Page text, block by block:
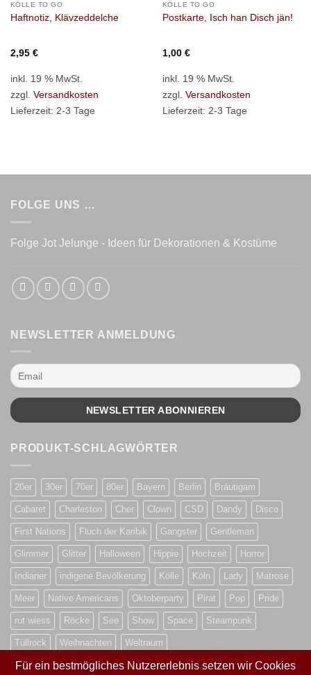
KÖLLE TO GO
Haftnotiz, Klävzeddelche
2,95 €
inkl. 19 % MwSt.
zzgl. Versandkosten
Lieferzeit: 2-3 Tage
KÖLLE TO GO
Postkarte, Isch han Disch jän!
1,00 €
inkl. 19 % MwSt.
zzgl. Versandkosten
Lieferzeit: 2-3 Tage
FOLGE UNS …
Folge Jot Jelunge - Ideen für Dekorationen & Kostüme
NEWSLETTER ANMELDUNG
PRODUKT-SCHLAGWÖRTER
20er 30er 70er 80er Bayern Berlin Bräutigam
Cabaret Charleston Cher Clown CSD Dandy Disco
First Nations Fluch der Karibik Gangster Gentleman
Glimmer Glitter Halloween Hippie Hochzeit Horror
Indianer indigene Bevölkerung Kölle Köln Lady Matrose
Meer Native Americans Oktoberparty Pirat Pop Pride
rut wiess Röcke See Show Space Steampunk
Tüllrock Weihnachten Weltraum
Für ein bestmögliches Nutzererlebnis setzen wir Cookies